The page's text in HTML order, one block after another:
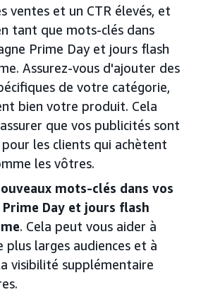
ventes et un CTR élevés, et
tant que mots-clés dans
Prime Day et jours flash
Assurez-vous d'ajouter des
de votre catégorie,
bien votre produit. Cela
que vos publicités sont
les clients qui achètent
les vôtres.
mots-clés dans vos
Prime Day et jours flash
. Cela peut vous aider à
larges audiences et à
visibilité supplémentaire